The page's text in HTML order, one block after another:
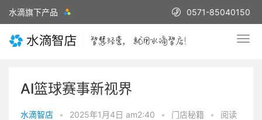
水滴旗下产品 0571-85040150
AI篮球赛事新视界
水滴智店 • 2025年1月4日 am2:40 • 门店秘籍 •
阅读